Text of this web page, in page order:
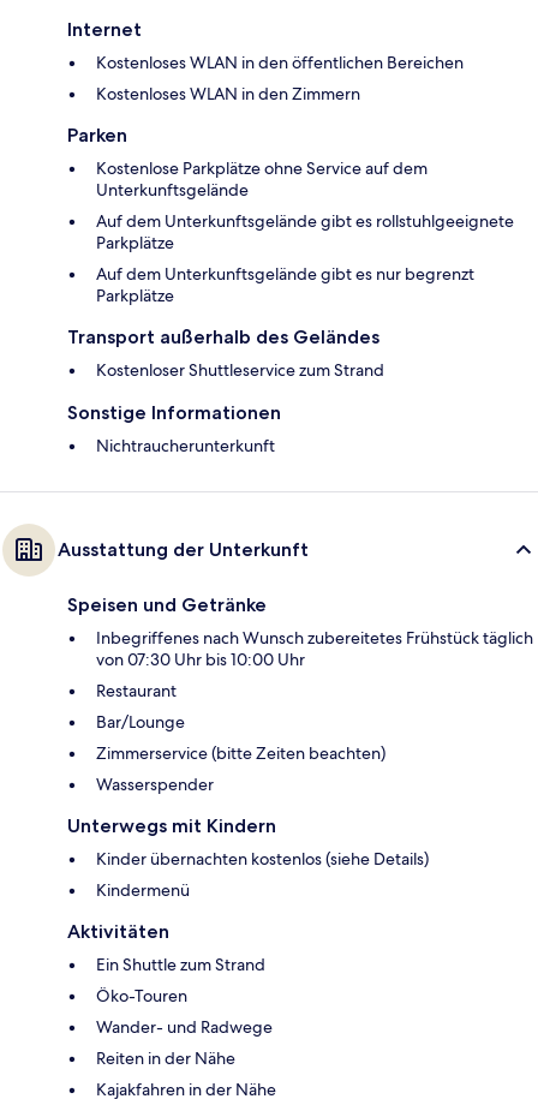
Internet
Kostenloses WLAN in den öffentlichen Bereichen
Kostenloses WLAN in den Zimmern
Parken
Kostenlose Parkplätze ohne Service auf dem
Unterkunftsgelände
Auf dem Unterkunftsgelände gibt es rollstuhlgeeignete
Parkplätze
Auf dem Unterkunftsgelände gibt es nur begrenzt
Parkplätze
Transport außerhalb des Geländes
Kostenloser Shuttleservice zum Strand
Sonstige Informationen
Nichtraucherunterkunft
Ausstattung der Unterkunft
Speisen und Getränke
Inbegriffenes nach Wunsch zubereitetes Frühstück täglich
von 07:30 Uhr bis 10:00 Uhr
Restaurant
Bar/Lounge
Zimmerservice (bitte Zeiten beachten)
Wasserspender
Unterwegs mit Kindern
Kinder übernachten kostenlos (siehe Details)
Kindermenü
Aktivitäten
Ein Shuttle zum Strand
Öko-Touren
Wander- und Radwege
Reiten in der Nähe
Kajakfahren in der Nähe